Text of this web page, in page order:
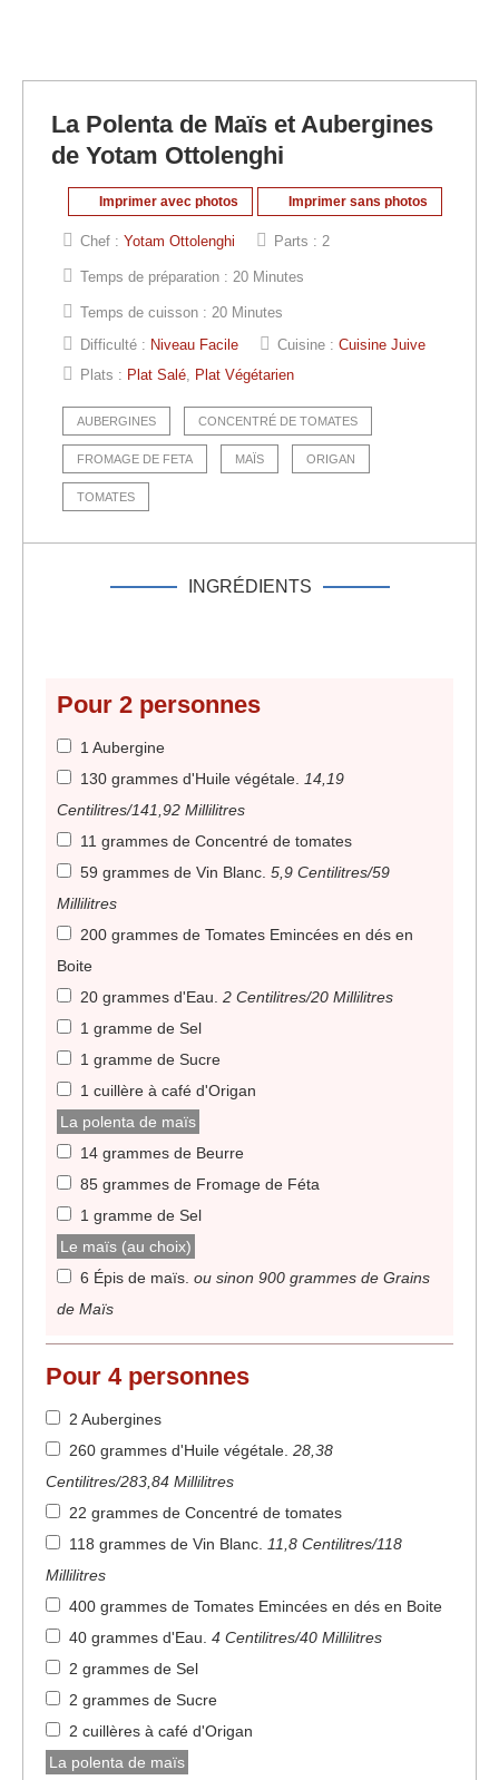
La Polenta de Maïs et Aubergines
de Yotam Ottolenghi
Imprimer avec photos Imprimer sans photos
Chef : Yotam Ottolenghi Parts : 2
Temps de préparation : 20 Minutes
Temps de cuisson : 20 Minutes
Difficulté : Niveau Facile Cuisine : Cuisine Juive
Plats : Plat Salé Plat Végétarien
AUBERGINES CONCENTRÉ DE TOMATES
FROMAGE DE FETA MAÏS ORIGAN
TOMATES
INGRÉDIENTS
Pour 2 personnes
1 Aubergine
130 grammes d'Huile végétale
14,19
Centilitres/141,92 Millilitres
11 grammes de Concentré de tomates
59 grammes de Vin Blanc 5,9 Centilitres/59
Millilitres
200 grammes de Tomates Emincées en dés en
Boite
20 grammes d'Eau 2 Centilitres/20 Millilitres
1 gramme de Sel
1 gramme de Sucre
1 cuillère à café d'Origan
La polenta de maïs
14 grammes de Beurre
85 grammes de Fromage de Féta
1 gramme de Sel
Le maïs (au choix)
6 Épis de maïs ou sinon 900 grammes de Grains
de Maïs
Pour 4personnes
2 Aubergines
260 grammes d'Huile végétale 28,38
Centilitres/283,84 Millilitres
22 grammes de Concentré de tomates
118 grammes de Vin Blanc
11,8 Centilitres/118
Millilitres
400 grammes de Tomates Emincées en dés en Boite
40 grammes d'Eau 4 Centilitres/40 Millilitres
2 grammes de Sel
2 grammes de Sucre
2 cuillères à café d'Origan
La polenta de maïs